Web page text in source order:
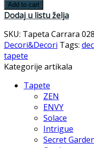
Add to cart
Dodaj u listu želja
SKU: Tapeta Carrara
Decori&Decori Tags:
tapete
Kategorije artikala
Tapete
ZEN
ENVY
Solace
Intrigue
Secret